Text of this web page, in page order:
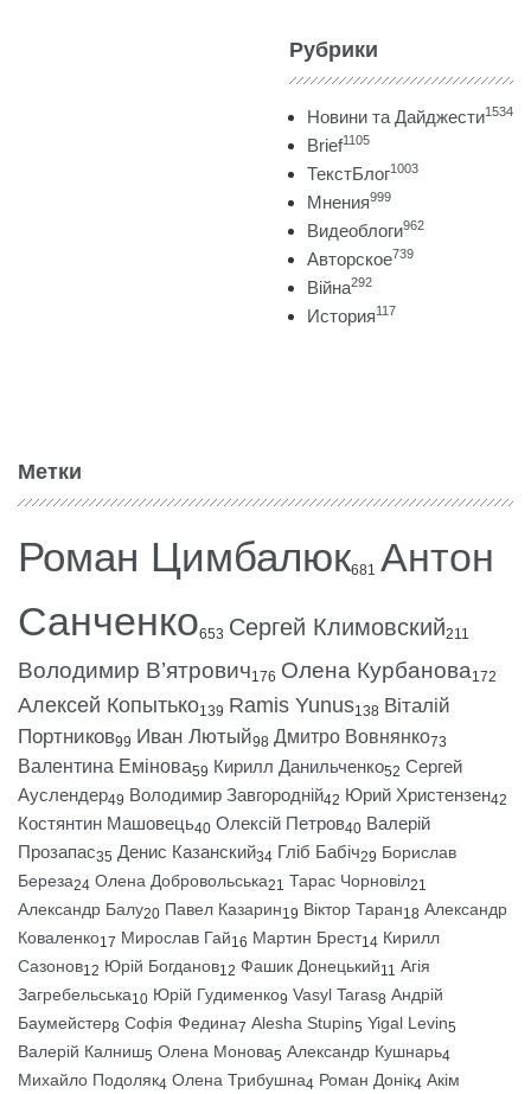
Рубрики
Новини та Дайджести1534
Brief1105
ТекстБлог1003
Мнения999
Видеоблоги962
Авторское739
Війна292
История117
Метки
Роман Цимбалюк681 Антон
Санченко653 Сергей Климовский211
Володимир В’ятрович176 Олена Курбанова172
Алексей Копытько139 Ramis Yunus138 Віталій
Портников99 Иван Лютый98 Дмитро Вовнянко73
Валентина Емінова59 Кирилл Данильченко52 Сергей
Ауслендер49 Володимир Завгородній42 Юрий Христензен42
Костянтин Машовець40 Олексій Петров40 Валерій
Прозапас35 Денис Казанский34 Гліб Бабіч29 Борислав
Береза24 Олена Добровольська21 Тарас Чорновіл21
Александр Балу20 Павел Казарин19 Віктор Таран18 Александр
Коваленко17 Мирослав Гай16 Мартин Брест14 Кирилл
Сазонов12 Юрій Богданов12 Фашик Донецький11 Агія
Загребельська10 Юрій Гудименко9 Vasyl Taras8 Андрій
Баумейстер8 Софія Федина7 Alesha Stupin5 Yigal Levin5
Валерій Калниш5 Олена Монова5 Александр Кушнарь4
Михайло Подоляк4 Олена Трибушна4 Роман Донік4 Акім